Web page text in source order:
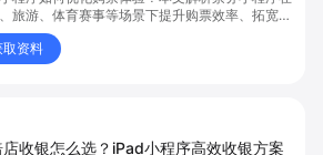
旅游、体育赛事等场景下提升购票效率、拓宽销
道、实现会员精准营销的具体方式。关键词包括
小程序”、“购票体验”、“购票效率”。
取资料
收银怎么选？iPad小程序高效收银方案